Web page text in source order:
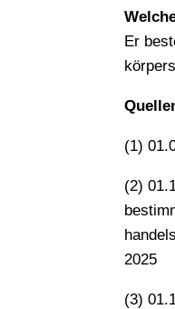
Er
(1)
(2)
2025
(3)